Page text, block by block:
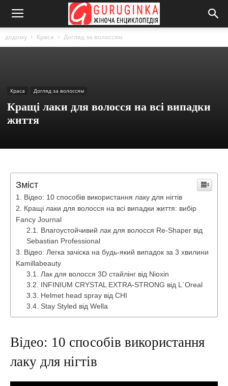
додому Краса Догляд за волоссям
Краса Догляд за волоссям
Кращі лаки для волосся на всі випадки
життя
Зміст
Відео: 10 способів використання лаку для нігтів
Кращі лаки для волосся на всі випадки життя: вибір
Fancy Journal
Влагоустойчивий лак для волосся Re-Shaper від
Sebastian Professional
Відео: Легка зачіска на будь-який випадок за 3 хвилини
Kamillabeauty
Лак для волосся 3D стайлінг від Nioxin
INFINIUM CRYSTAL EXTRA-STRONG від L`Oreal
Helmet head spray від CHI
Stay Styled від Wella
Відео: 10 способів використання
лаку для нігтів